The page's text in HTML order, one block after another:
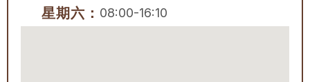
星期六： 08:00-16:10